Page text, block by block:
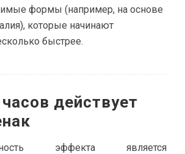
формы (например, на основе
которые начинают
быстрее.
действует
эффекта является